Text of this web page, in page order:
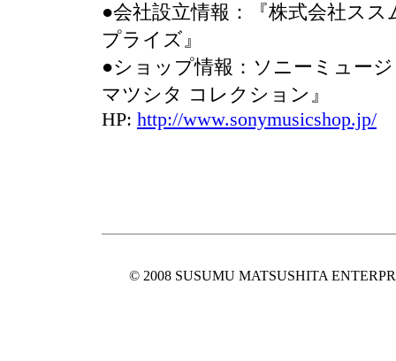
●会社設立情報：『株式会社ス
プライズ』
●ショップ情報：ソニーミュー
マツシタ コレクション』
HP: http://www.sonymusicshop.jp/
© 2008 SUSUMU MATSUSHITA